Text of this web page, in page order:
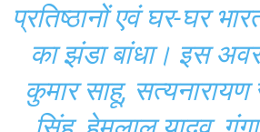
प्रतिष्ठानों एवं घर-घर
का झंडा बांधा। इस
कुमार साहू, सत्यनारायण